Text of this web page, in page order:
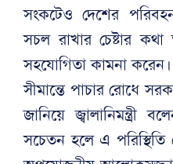
সংকটেও দেশের
সচল রাখার চেষ্টার
সহযোগিতা কামনা করেন।
সীমান্তে পাচার রোধে
জানিয়ে জ্বালানিমন্ত্রী
সচেতন হলে এ